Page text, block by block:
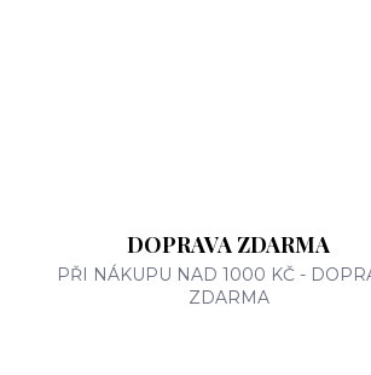
DOPRAVA ZDARMA
PŘI NÁKUPU NAD 1000 KČ -
ZDARMA